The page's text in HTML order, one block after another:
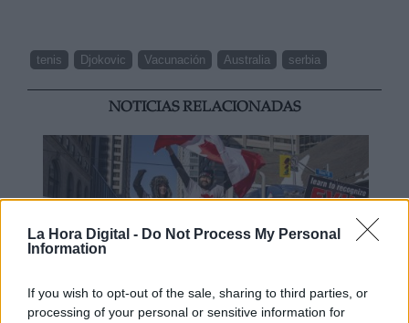
La Hora Digital - Do Not Process My Personal
Information
If you wish to opt-out of the sale, sharing to third parties, or
processing of your personal or sensitive information for
tenis Djokovic Vacunación Australia serbia
NOTICIAS RELACIONADAS